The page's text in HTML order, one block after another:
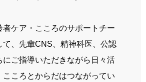
者ケア・こころのサポートチー
て、先輩CNS 、精神科医、公認
にご指導いただきながら日々活
こころとからだはつながってい